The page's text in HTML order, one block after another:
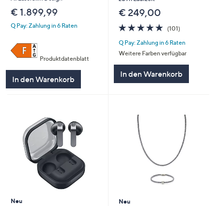
€ 1.899,99
Q Pay: Zahlung in 6 Raten
Produktdatenblatt
In den Warenkorb
€ 249,00
4.8
von
5
(101)
Q Pay: Zahlung in 6 Raten
Weitere Farben verfügbar
In den Warenkorb
Neu
Neu